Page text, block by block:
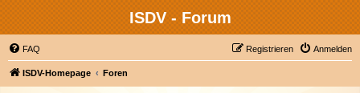
ISDV - Forum
FAQ Anmelden
Registrieren
ISDV-Homepage Foren